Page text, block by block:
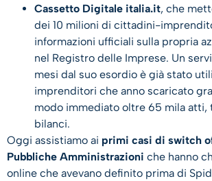
Cassetto Digitale italia.it, che
dei 10 milioni di cittadini-
informazioni ufficiali sulla propria
nel Registro delle Imprese. Un
mesi dal suo esordio è già stato
imprenditori che anno scaricato
modo immediato oltre 65 mila atti,
bilanci.
Oggi assistiamo ai primi casi di switch
Pubbliche Amministrazioni che hanno
online che avevano definito prima di